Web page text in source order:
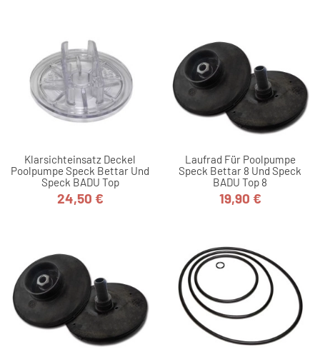
Klarsichteinsatz Deckel
Poolpumpe Speck Bettar Und
Speck BADU Top
Preis
24,50 €
Laufrad Für Poolpumpe
Speck Bettar 8 Und Speck
BADU Top 8
Preis
19,90 €